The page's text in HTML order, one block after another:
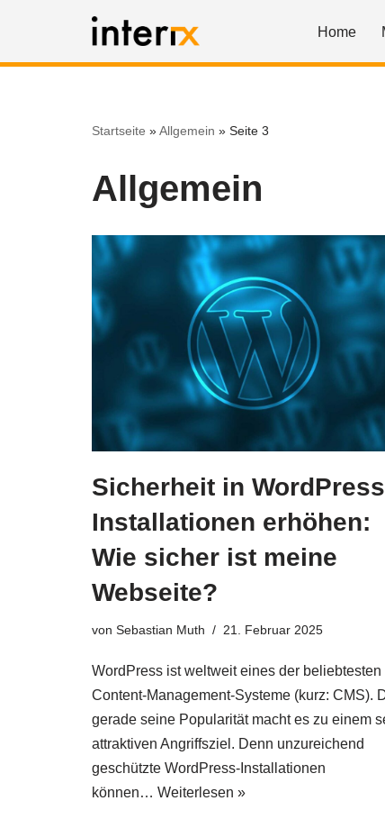
Home
Startseite »Allgemein » Seite 3
Allgemein
Sicherheit in
Installationen erhöhen:
Wie sicher ist meine
Webseite?
von Sebastian Muth 21. Februar 2025
WordPress ist weltweit eines der beliebtesten
Content-Management-Systeme (kurz: CMS).
gerade seine Popularität macht es zu einem
attraktiven Angriffsziel. Denn unzureichend
geschützte WordPress-Installationen
können… Weiterlesen »